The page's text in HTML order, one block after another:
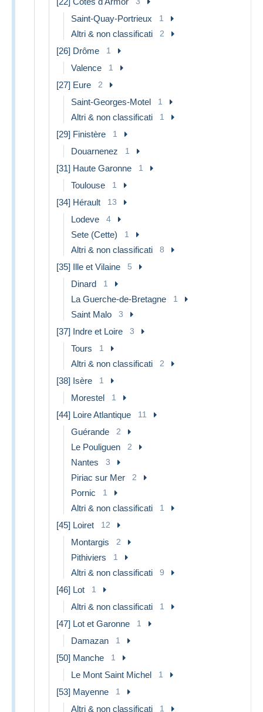
Saint-Quay-Portrieux 1
Altri & non classificati 2
[26] Drôme 1
Valence 1
[27] Eure 2
Saint-Georges-Motel 1
Altri & non classificati 1
[29] Finistère 1
Douarnenez 1
[31] Haute Garonne 1
Toulouse 1
[34] Hérault 13
Lodeve 4
Sete (Cette) 1
Altri & non classificati 8
[35] Ille et Vilaine 5
Dinard 1
La Guerche-de-Bretagne 1
Saint Malo 3
[37] Indre et Loire 3
Tours 1
Altri & non classificati 2
[38] Isère 1
Morestel 1
[44] Loire Atlantique 11
Guérande 2
Le Pouliguen 2
Nantes 3
Piriac sur Mer 2
Pornic 1
Altri & non classificati 1
[45] Loiret 12
Montargis 2
Pithiviers 1
Altri & non classificati 9
[46] Lot 1
Altri & non classificati 1
[47] Lot et Garonne 1
Damazan 1
[50] Manche 1
Le Mont Saint Michel 1
[53] Mayenne 1
Altri & non classificati 1